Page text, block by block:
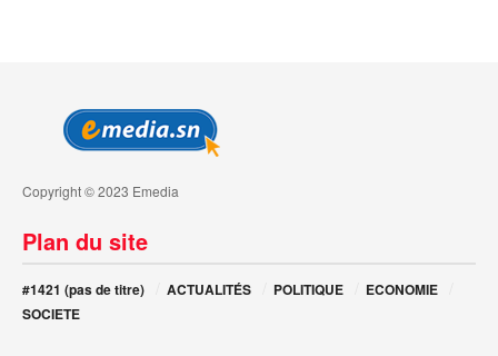
Copyright © 2023 Emedia
Plan du site
#1421 (pas de titre) ACTUALITÉS POLITIQUE
ECONOMIE
SOCIETE